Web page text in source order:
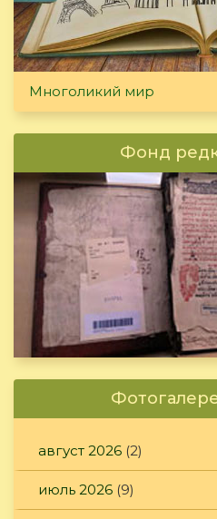
Многоликий мир
Фонд
август 2026 (2)
июль 2026 (9)